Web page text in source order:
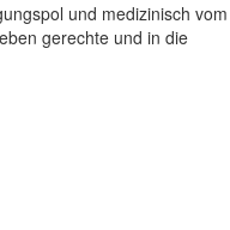
und medizinisch vom
gerechte und in die